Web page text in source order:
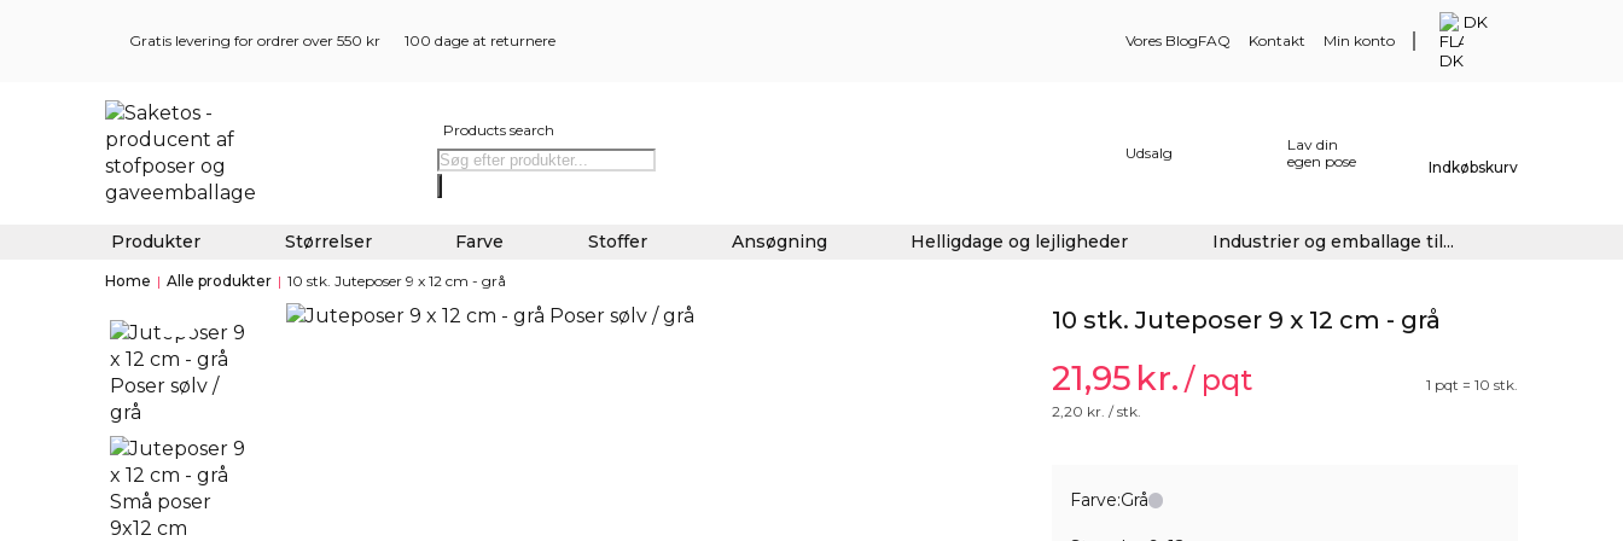
Gratis levering for ordrer over 550 kr 100 dage at returnere Vores BlogFAQ Kontakt Min konto
DK
Products search
Udsalg
Lav din
egen pose
Indkøbskurv
Produkter Størrelser Farve Stoffer Ansøgning Helligdage og lejligheder Industrier og emballage til...
Home | Alle produkter | 10 stk. Juteposer 9 x 12 cm - grå
10 stk. Juteposer 9 x 12 cm - grå
21,95 kr. / pqt
1 pqt = 10 stk.
2,20 kr. / stk.
Farve:Grå